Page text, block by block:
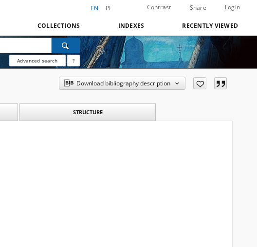
EN PL Contrast Share Login
COLLECTIONS INDEXES RECENTLY VIEWED
Advanced search ?
Download bibliography description
STRUCTURE